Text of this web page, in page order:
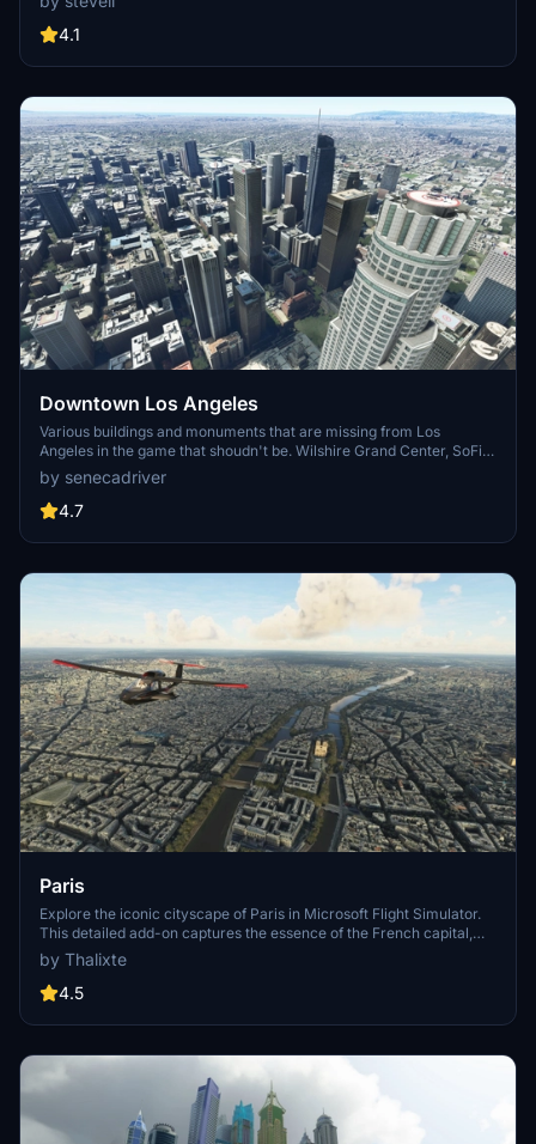
detailed addon. Enhance your experience by adding free mods for
carriers, battleships, and military airplanes in Pearl Harbor and
enjoy this mod.
4.1
Downtown Los Angeles
Various buildings and monuments that are missing from Los
Angeles in the game that shoudn't be. Wilshire Grand Center, SoFi
Stadium, 801 S Grand, 825 S Hill, 888 S Hope, 1000 Grand, Apex the
One, Atelier, Aven Apartments, Metropolis Towers, Level Los
Angeles
by senecadriver
4.7
Paris
Explore the iconic cityscape of Paris in Microsoft Flight Simulator.
This detailed add-on captures the essence of the French capital,
featuring famous landmarks and architectural marvels. With
accurate GPS coordinates, immerse yourself in the beauty of Paris,
known for its historical significance and vibrant culture. Download
perspective.
by Thalixte
4.5